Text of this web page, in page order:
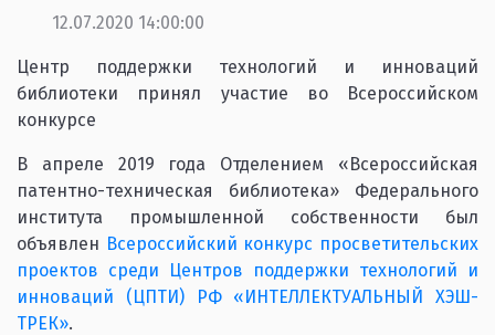
12.07.2020 14:00:00
Центр поддержки технологий и инноваций
библиотеки принял участие во Всероссийском
конкурсе
В апреле 2019 года Отделением «Всероссийская
патентно-техническая библиотека» Федерального
института промышленной собственности был
объявлен Всероссийский конкурс просветительских
проектов среди Центров поддержки технологий и
инноваций (ЦПТИ) РФ «ИНТЕЛЛЕКТУАЛЬНЫЙ ХЭШ-
ТРЕК».